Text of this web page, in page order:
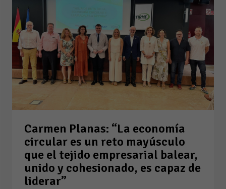
Carmen Planas: “La economía
circular es un reto mayúsculo
que el tejido empresarial balear,
unido y cohesionado, es capaz de
liderar”